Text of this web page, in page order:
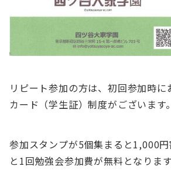
リピート参加の方は、初回参加時に
カード（学生証）制度がございます。
参加スタンプが5個集まると1,000
と1回勉強会参加費が無料となります